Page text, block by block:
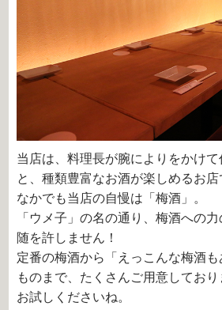
当店は、料理長が腕によりをかけ
と、種類豊富なお酒が楽しめるお店
なかでも当店の自慢は「梅酒」。
「ウメ子」の名の通り、梅酒への
随を許しません！
定番の梅酒から「えっこんな梅酒
ものまで、たくさんご用意してお
お試しくださいね。